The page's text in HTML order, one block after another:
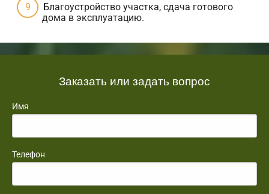
Благоустройство участка, сдача готового
дома в эксплуатацию.
Заказать или задать вопрос
Имя
Телефон